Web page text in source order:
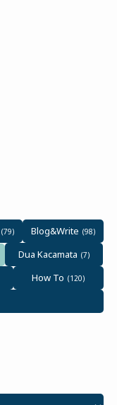
Blog&Write
Dua Kacamata
How To